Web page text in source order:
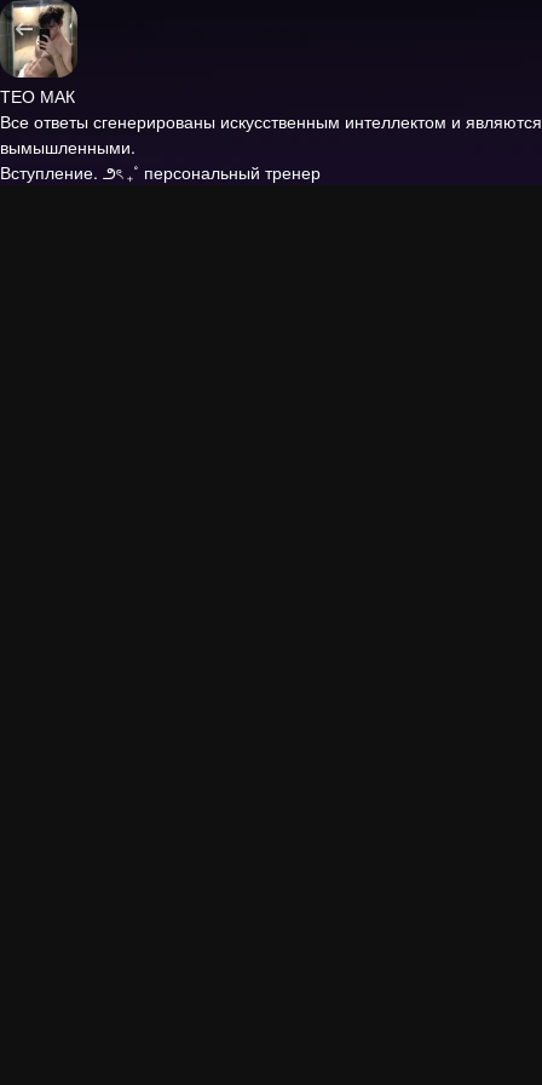
ТЕО МАК
Все ответы сгенерированы искусственным интеллектом и являются
вымышленными.
Вступление. ౨ৎ ₊˚ персональный тренер